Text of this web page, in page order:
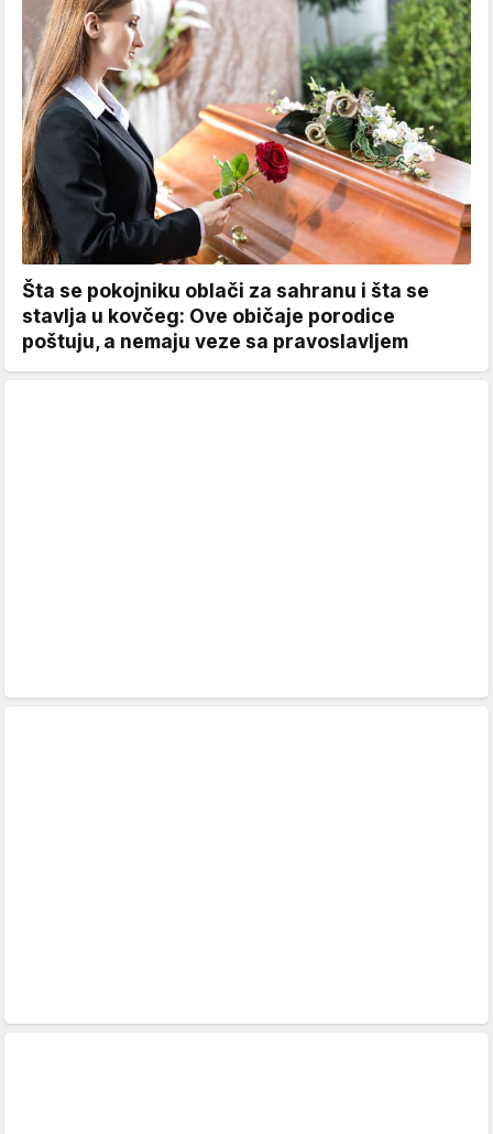
Šta se pokojniku oblači za sahranu i šta se
stavlja u kovčeg: Ove običaje porodice
poštuju, a nemaju veze sa pravoslavljem